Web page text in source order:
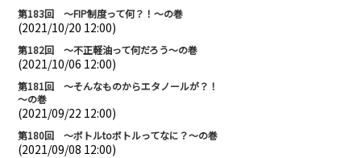
第183回 ～FIP制度って何？！～の巻
(2021/10/20 12:00)
第182回 ～不正軽油って何だろう～の巻
(2021/10/06 12:00)
第181回 ～そんなものからエタノールが？！
～の巻
(2021/09/22 12:00)
第180回 ～ボトルtoボトルってなに？～の巻
(2021/09/08 12:00)